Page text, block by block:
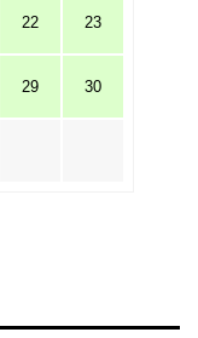
22 23
29 30